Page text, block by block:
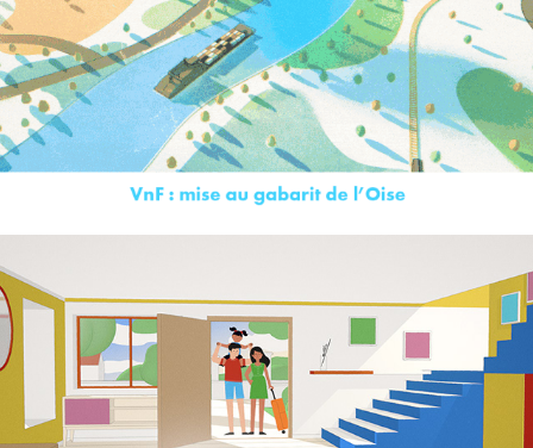
Mageo
Cochebat